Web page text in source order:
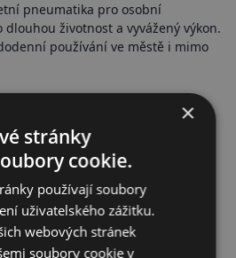
pneumatika pro osobní
životnost a vyvážený výkon.
používání ve městě i mimo
odvod vody a snižuje riziko
směs poskytuje stabilní
vozovce.
×
stránky
cookie.
používají soubory
uživatelského zážitku.
webových stránek
soubory cookie v